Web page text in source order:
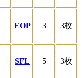
EOP 3 3枚
SFL 5 3枚